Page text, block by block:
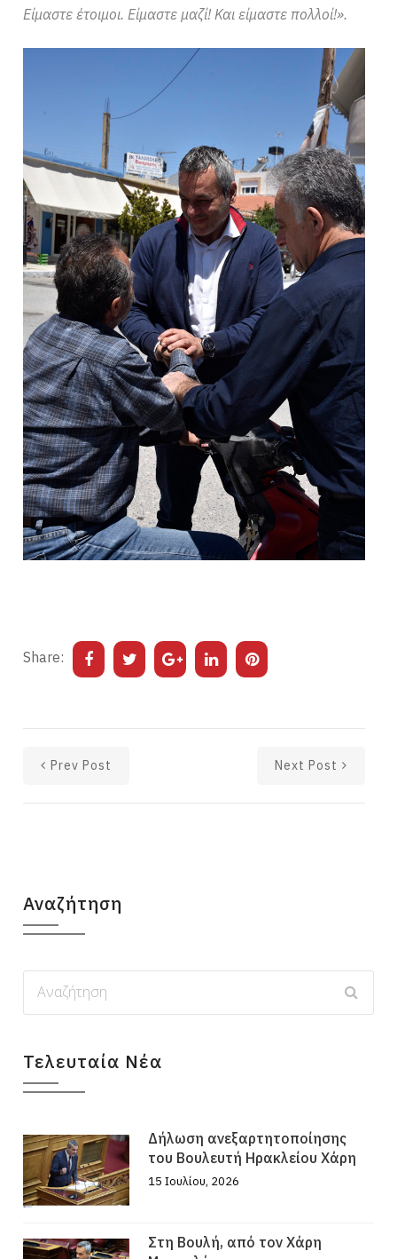
Είμαστε έτοιμοι. Είμαστε μαζί! Και είμαστε πολλοί!».
Share:
Prev Post Next Post
Αναζήτηση
Τελευταία Νέα
Δήλωση ανεξαρτητοποίησης
του Βουλευτή Ηρακλείου Χάρη
15 Ιουλίου, 2026
Στη Βουλή, από τον Χάρη